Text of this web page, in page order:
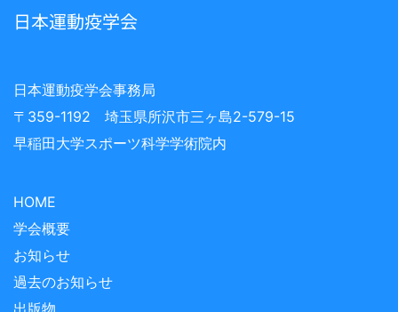
日本運動疫学会
日本運動疫学会事務局
〒359-1192 埼玉県所沢市三ヶ島2-579-15
早稲田大学スポーツ科学学術院内
HOME
学会概要
お知らせ
過去のお知らせ
出版物